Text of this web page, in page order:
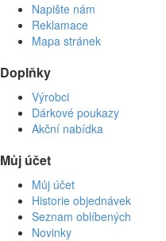
Napište nám
Reklamace
Mapa stránek
Doplňky
Výrobci
Dárkové poukazy
Akční nabídka
Můj účet
Můj účet
Historie objednávek
Seznam oblíbených
Novinky